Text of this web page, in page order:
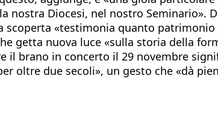
Diocesi, nel nostro Seminario».
«testimonia quanto patrimonio
getta nuova luce «sulla storia della
il brano in concerto il 29 novembre
oltre due secoli», un gesto che «dà